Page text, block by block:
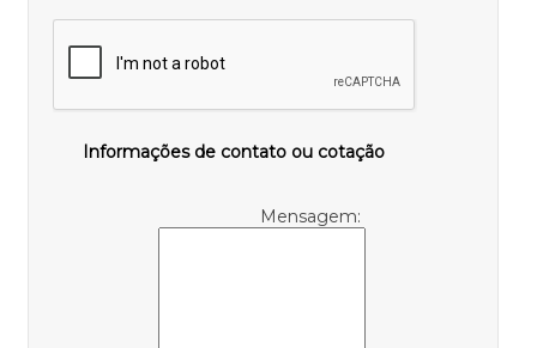
Informações de contato ou cotação
Mensagem: